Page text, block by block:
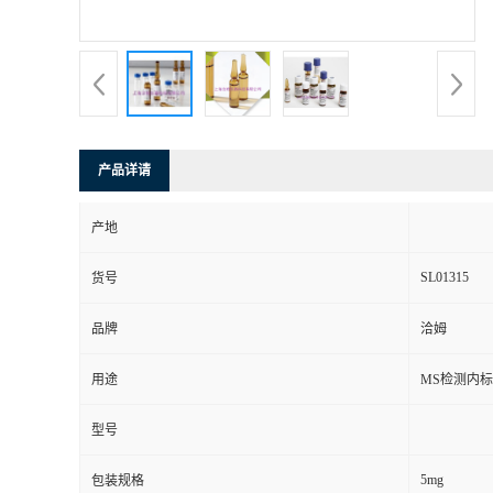
产品详请
产地
货号 SL01315
品牌 洽姆
用途 MS检测内标
型号
包装规格 5mg